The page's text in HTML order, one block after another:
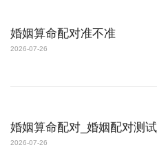
婚姻算命配对准不准
2026-07-26
婚姻算命配对_婚姻配对测
2026-07-26